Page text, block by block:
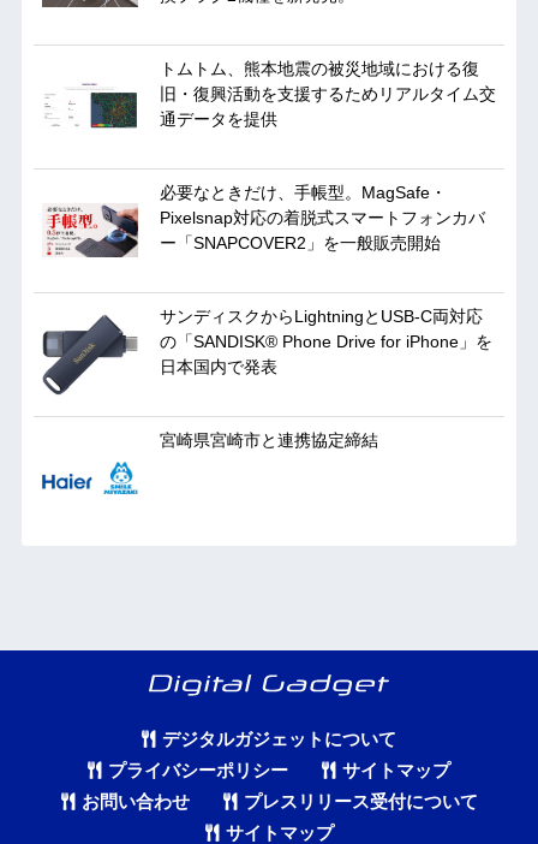
トムトム、熊本地震の被災地域における復
旧・復興活動を支援するためリアルタイム交
通データを提供
必要なときだけ、手帳型。MagSafe・
Pixelsnap対応の着脱式スマートフォンカバ
ー「SNAPCOVER2」を一般販売開始
サンディスクからLightningとUSB-C両対応
の「SANDISK® Phone Drive for iPhone」を
日本国内で発表
宮崎県宮崎市と連携協定締結
デジタルガジェットについて
プライバシーポリシー
サイトマップ
お問い合わせ
プレスリリース受付について
サイトマップ